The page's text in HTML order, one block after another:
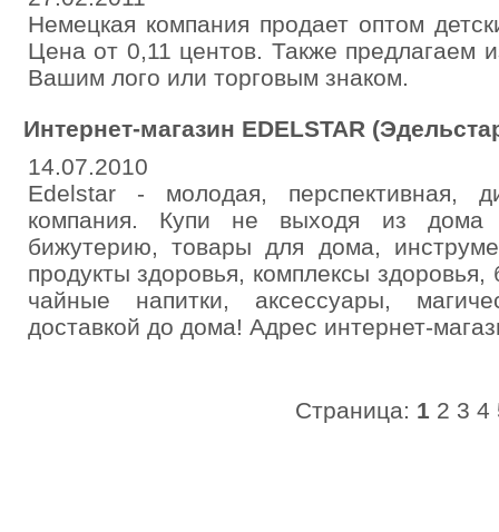
Немецкая компания продает оптом
Цена от 0,11 центов. Также предлагаем
Вашим лого или торговым знаком.
Интернет-магазин EDELSTAR
14.07.2010
Edelstar - молодая, перспективная,
компания. Купи не выходя из дома
бижутерию, товары для дома,
продукты здоровья, комплексы
чайные напитки, аксессуары,
доставкой до дома! Адрес интернет-
Страница: 1 2 3 4